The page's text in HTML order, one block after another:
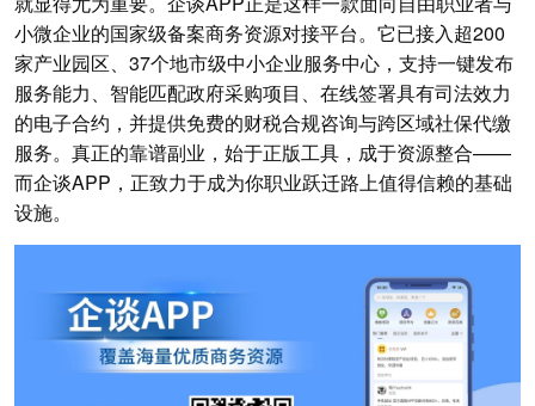
小微企业的国家级备案商务资源对接平台。它已接入超200
家产业园区、37个地市级中小企业服务中心，支持一键发布
服务能力、智能匹配政府采购项目、在线签署具有司法效力
的电子合约，并提供免费的财税合规咨询与跨区域社保代缴
服务。真正的靠谱副业，始于正版工具，成于资源整合——
而企谈APP，正致力于成为你职业跃迁路上值得信赖的基础
设施。